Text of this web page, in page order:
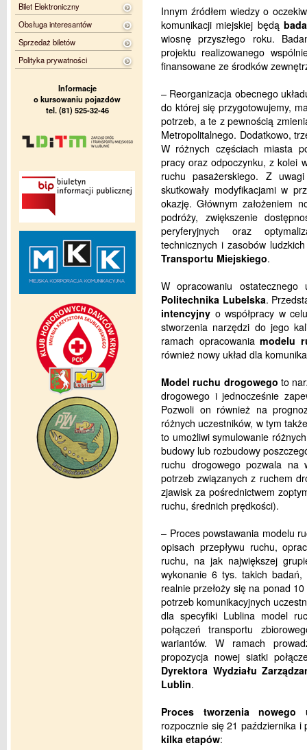
Innym źródłem wiedzy o
komunikacji miejskiej będą
wiosnę przyszłego roku.
projektu realizowanego
finansowane ze środków
– Reorganizacja obecnego
do której się przygotowujemy,
potrzeb, a te z pewnością
Metropolitalnego. Dodatkowo,
W różnych częściach miasta
pracy oraz odpoczynku, z kolei
ruchu pasażerskiego. Z
skutkowały modyfikacjami w
okazję. Głównym założeniem
podróży, zwiększenie
peryferyjnych oraz
technicznych i zasobów
Transportu Miejskiego.
W opracowaniu ostatecznego
Politechnika Lubelska.
intencyjny o współpracy w
stworzenia narzędzi do jego
ramach opracowaniamodelu
również nowy układ dla
Model ruchu drogowego to
drogowego i jednocześnie
Pozwoli on również na
różnych uczestników, w tym
to umożliwi symulowanie
budowy lub rozbudowy
ruchu drogowego pozwala na
potrzeb związanych z ruchem
zjawisk za pośrednictwem
ruchu, średnich prędkości).
– Proces powstawania modelu
opisach przepływu ruchu,
ruchu, na jak największej
wykonanie 6 tys. takich badań,
realnie przełoży się na ponad
potrzeb komunikacyjnych
dla specyfiki Lublina model
połączeń transportu
wariantów. W ramach
propozycja nowej siatki
Dyrektora Wydziału
Lublin.
Proces tworzenia nowego
rozpocznie się 21 października
kilka etapów:
Bilet Elektroniczny
Obsługa interesantów
Sprzedaż biletów
Polityka prywatności
Informacje
o kursowaniu pojazdów
tel. (81) 525-32-46